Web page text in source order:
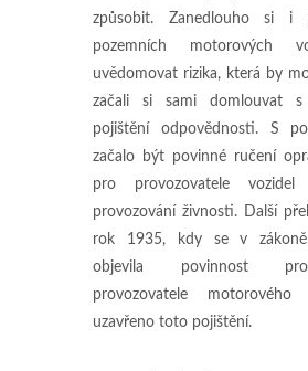
způsobit. Zanedlouho si i
pozemních motorových
uvědomovat rizika, která by
začali si sami domlouvat s
pojištění odpovědnosti. S
začalo být povinné ručení
pro provozovatele
provozování živnosti. Další
rok 1935, kdy se v
objevila povinnost
provozovatele
uzavřeno toto pojištění.